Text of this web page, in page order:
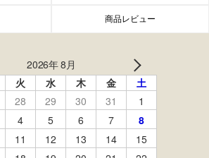
商品レビュー